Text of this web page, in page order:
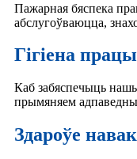
Пажарная бяспека
абслугоўваюцца,
Гігіена працы
Каб забяспечыць
прымяняем
Здароўе